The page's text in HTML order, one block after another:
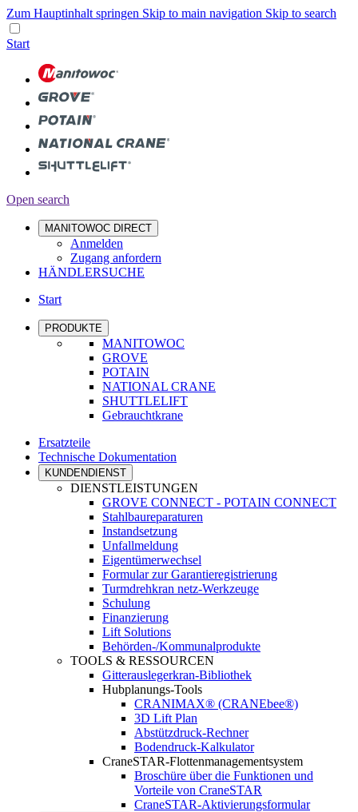
Zum Hauptinhalt springen Skip to main navigation Skip to search
Start
Open search
MANITOWOC DIRECT
Anmelden
Zugang anfordern
HÄNDLERSUCHE
Start
PRODUKTE
MANITOWOC
GROVE
POTAIN
NATIONAL CRANE
SHUTTLELIFT
Gebrauchtkrane
Ersatzteile
Technische Dokumentation
KUNDENDIENST
DIENSTLEISTUNGEN
GROVE CONNECT - POTAIN CONNECT
Stahlbaureparaturen
Instandsetzung
Unfallmeldung
Eigentümerwechsel
Formular zur Garantieregistrierung
Turmdrehkran netz-Werkzeuge
Schulung
Finanzierung
Lift Solutions
Behörden-/Kommunalprodukte
TOOLS & RESSOURCEN
Gitterauslegerkran-Bibliothek
Hubplanungs-Tools
CRANIMAX® (CRANEbee®)
3D Lift Plan
Abstützdruck-Rechner
Bodendruck-Kalkulator
CraneSTAR-Flottenmanagementsystem
Broschüre über die Funktionen und
Vorteile von CraneSTAR
CraneSTAR-Aktivierungsformular